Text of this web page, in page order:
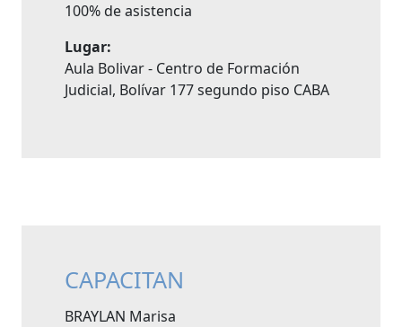
100% de asistencia
Lugar:
Aula Bolivar - Centro de Formación
Judicial, Bolívar 177 segundo piso CABA
CAPACITAN
BRAYLAN Marisa